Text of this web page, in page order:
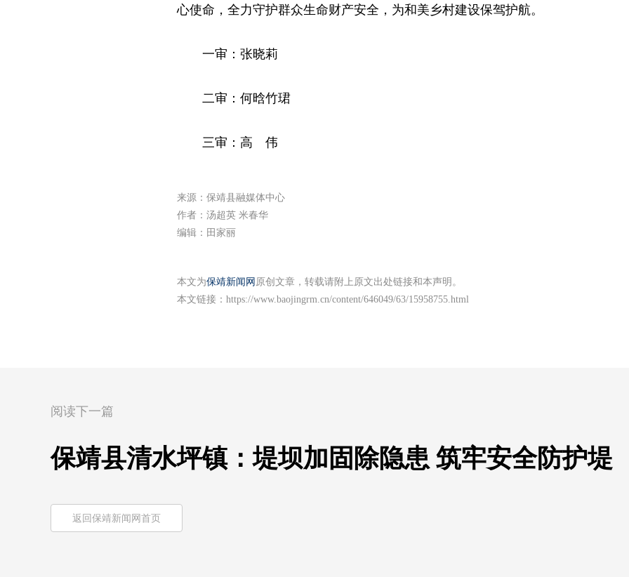
心使命，全力守护群众生命财产安全，为和美乡村建设保驾护航。
一审：张晓莉
二审：何晗竹珺
三审：高 伟
来源：保靖县融媒体中心
作者：汤超英 米春华
编辑：田家丽
本文为保靖新闻网 原创文章，转载请附上原文出处链接和本声明。
本文链接： https://www.baojingrm.cn/content/646049/63/15958755.html
阅读下一篇
保靖县清水坪镇：堤坝加固除隐患 筑牢安全防护堤
返回保靖新闻网首页